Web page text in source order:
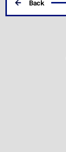
Back